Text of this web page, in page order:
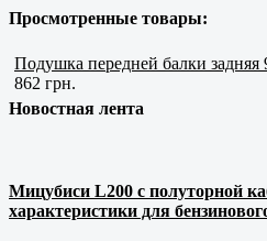
Просмотренные товары:
Подушка передней балки задняя
862 грн.
Новостная лента
Мицубиси L200 с полуторной
характеристики для